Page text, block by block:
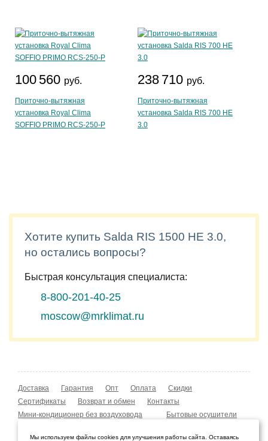
100 560 руб.
Приточно-вытяжная
установка Royal Clima
SOFFIO PRIMO RCS-250-P
238 710 руб.
Приточно-вытяжная
установка Salda RIS 700 HE
3.0
Хотите купить Salda RIS 1500 HE 3.0,
но остались вопросы?
Быстрая консультация специалиста:
8-800-201-40-25
moscow@mrklimat.ru
Доставка Гарантия Опт Оплата
Скидки
Сертификаты
Возврат и обмен
Контакты
Мини-кондиционер без воздуховода
Бытовые осушители
Мы используем файлы cookies для улучшения работы сайта. Оставаясь